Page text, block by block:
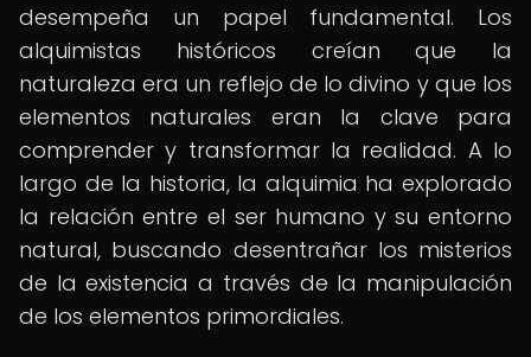
desempeña un papel fundamental. Los
alquimistas históricos creían que la
naturaleza era un reflejo de lo divino y que los
elementos naturales eran la clave para
comprender y transformar la realidad. A lo
largo de la historia, la alquimia ha explorado
la relación entre el ser humano y su entorno
natural, buscando desentrañar los misterios
de la existencia a través de la manipulación
de los elementos primordiales.